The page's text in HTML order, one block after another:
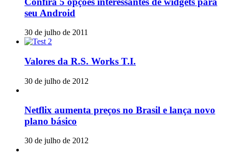
seu Android
30 de julho de 2011
Valores da R.S. Works T.I.
30 de julho de 2012
Netflix aumenta preços no Brasil e lança novo
plano básico
30 de julho de 2012